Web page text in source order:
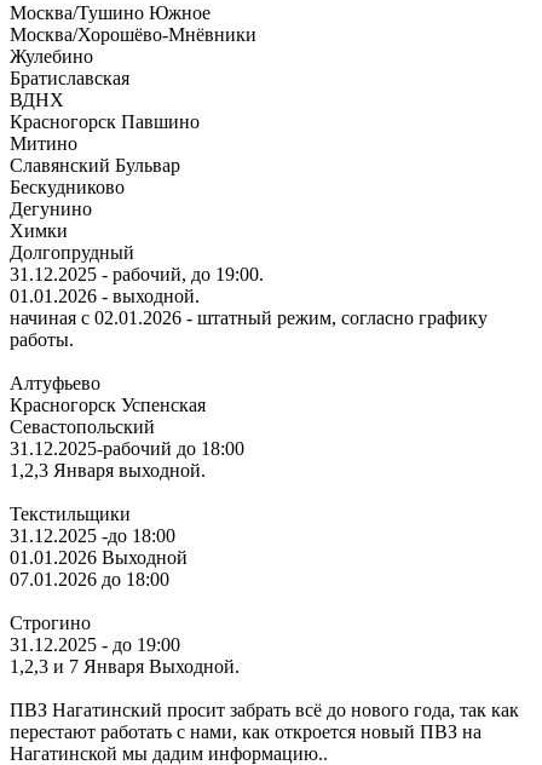
Москва/Тушино Южное
Москва/Хорошёво-Мнёвники
Жулебино
Братиславская
ВДНХ
Красногорск Павшино
Митино
Славянский Бульвар
Бескудниково
Дегунино
Химки
Долгопрудный
31.12.2025 - рабочий, до 19:00.
01.01.2026 - выходной.
начиная с 02.01.2026 - штатный режим, согласно графику
работы.
Алтуфьево
Красногорск Успенская
Севастопольский
31.12.2025-рабочий до 18:00
1,2,3 Января выходной.
Текстильщики
31.12.2025 -до 18:00
01.01.2026 Выходной
07.01.2026 до 18:00
Строгино
31.12.2025 - до 19:00
1,2,3 и 7 Января Выходной.
ПВЗ Нагатинский просит забрать всё до нового года, так как
перестают работать с нами, как откроется новый ПВЗ на
Нагатинской мы дадим информацию..